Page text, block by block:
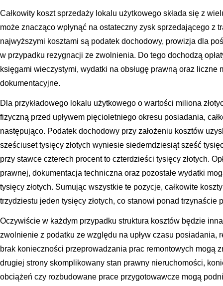
Całkowity koszt sprzedaży lokalu użytkowego składa się z
może znacząco wpłynąć na ostateczny zysk sprzedającego z
najwyższymi kosztami są podatek dochodowy, prowizja dla
w przypadku rezygnacji ze zwolnienia. Do tego dochodzą
księgami wieczystymi, wydatki na obsługę prawną oraz liczne
dokumentacyjne.
Dla przykładowego lokalu użytkowego o wartości miliona
fizyczną przed upływem pięcioletniego okresu posiadania,
następująco. Podatek dochodowy przy założeniu kosztów
sześciuset tysięcy złotych wyniesie siedemdziesiąt sześć
przy stawce czterech procent to czterdzieści tysięcy złotych.
prawnej, dokumentacja techniczna oraz pozostałe wydatki
tysięcy złotych. Sumując wszystkie te pozycje, całkowite
trzydziestu jeden tysięcy złotych, co stanowi ponad trzynaście
Oczywiście w każdym przypadku struktura kosztów będzie
zwolnienie z podatku ze względu na upływ czasu posiadania,
brak konieczności przeprowadzania prac remontowych mogą
drugiej strony skomplikowany stan prawny nieruchomości,
obciążeń czy rozbudowane prace przygotowawcze mogą